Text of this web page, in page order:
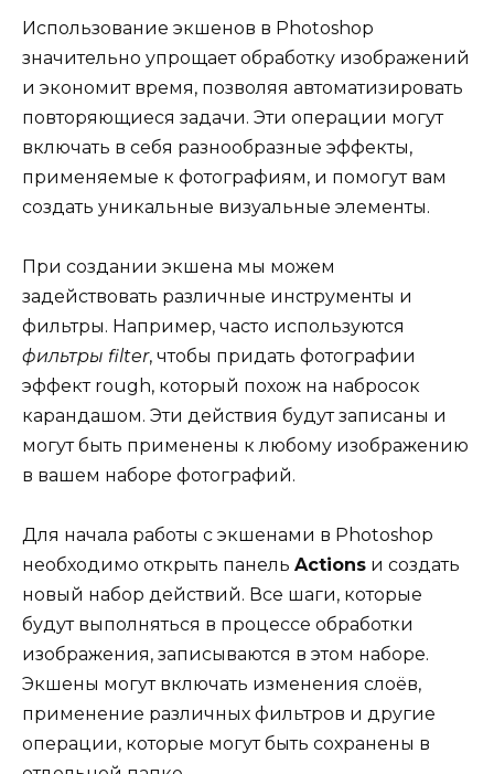
Использование экшенов в Photoshop
значительно упрощает обработку изображений
и экономит время, позволяя автоматизировать
повторяющиеся задачи. Эти операции могут
включать в себя разнообразные эффекты,
применяемые к фотографиям, и помогут вам
создать уникальные визуальные элементы.
При создании экшена мы можем
задействовать различные инструменты и
фильтры. Например, часто используются
фильтры filter, чтобы придать фотографии
эффект rough, который похож на набросок
карандашом. Эти действия будут записаны и
могут быть применены к любому изображению
в вашем наборе фотографий.
Для начала работы с экшенами в Photoshop
необходимо открыть панель Actions и создать
новый набор действий. Все шаги, которые
будут выполняться в процессе обработки
изображения, записываются в этом наборе.
Экшены могут включать изменения слоёв,
применение различных фильтров и другие
операции, которые могут быть сохранены в